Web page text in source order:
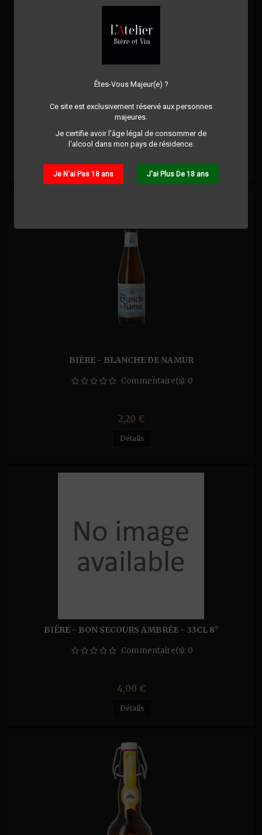
Êtes-Vous Majeur(e) ?
Ce site est exclusivement réservé aux personnes
majeures.
Je certifie avoir l'âge légal de consommer de
l'alcool dans mon pays de résidence.
Je N'ai Pas 18 ans J'ai Plus De 18 ans
BIÈRE - BELZEBUTH BLANCHE 4.5°
Commentaire(s):0
Prix
3,60 €
Détails
BIÈRE - BLANCHE DE NAMUR
Commentaire(s): 0
Prix
2,20 €
Détails
BIÈRE - BON SECOURS AMBRÉE - 33CL 8°
Commentaire(s): 0
Prix
4,00 €
Détails